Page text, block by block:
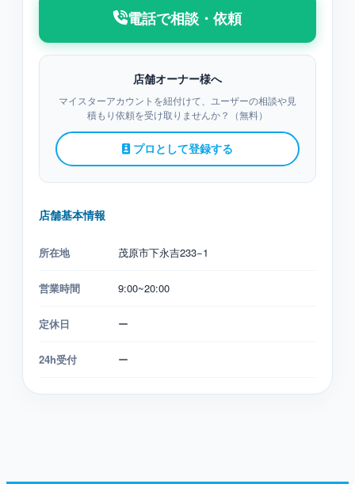
電話で相談・依頼
店舗オーナー様へ
マイスターアカウントを紐付けて、ユーザーの相談や見
積もり依頼を受け取りませんか？（無料）
プロとして登録する
店舗基本情報
所在地 茂原市下永吉233−1
営業時間 9:00~20:00
定休日 ー
24h受付 ー